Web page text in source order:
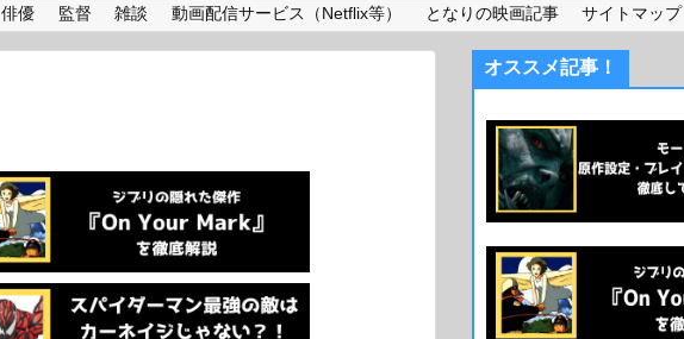
俳優 監督 雑談 動画配信サービス（Netflix等） となりの映画記事 サイトマップ
オススメ記事！